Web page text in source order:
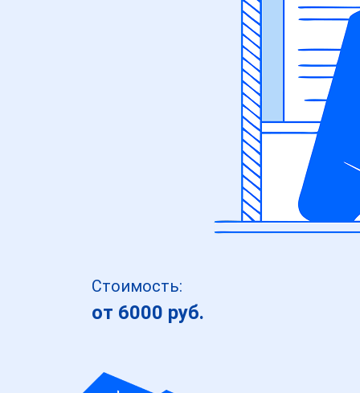
Стоимость:
от 6000 руб.